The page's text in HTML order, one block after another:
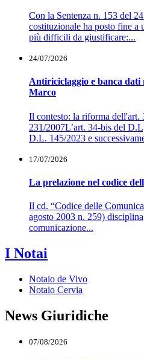
Con la Sentenza n. 153 del
costituzionale ha posto fine a
più difficili da giustificare:...
24/07/2026
Antiriciclaggio e banca
Marco
Il contesto: la riforma dell'art.
231/2007L’art. 34-bis del
D.L. 145/2023 e
17/07/2026
La prelazione nel codice
Il cd. “Codice delle
agosto 2003 n. 259)
comunicazione...
I Notai
Notaio de Vivo
Notaio Cervia
News Giuridiche
07/08/2026